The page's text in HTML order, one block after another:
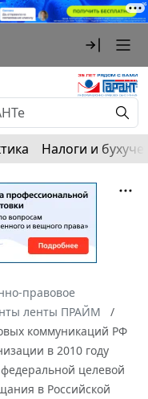
Налоги и
правовое
ленты ПРАЙМ
коммуникаций РФ
в 2010 году
целевой
в Российской